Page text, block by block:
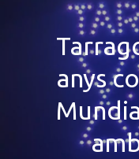
anys